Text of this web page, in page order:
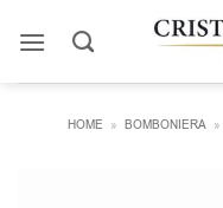
HOME » BOMBONIERA »